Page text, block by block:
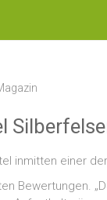
inmitten einer
Bewertungen.